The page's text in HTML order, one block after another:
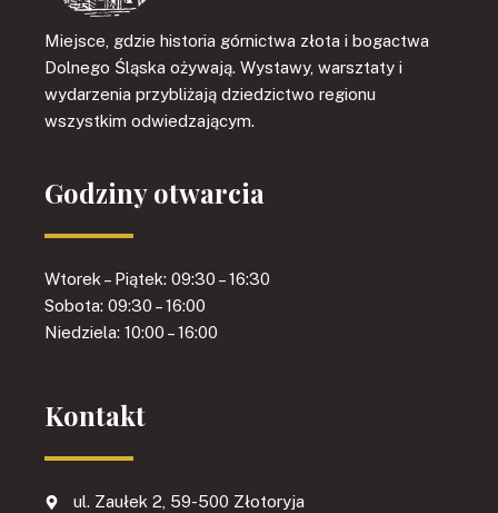
Miejsce, gdzie historia górnictwa złota i bogactwa
Dolnego Śląska ożywają. Wystawy, warsztaty i
wydarzenia przybliżają dziedzictwo regionu
wszystkim odwiedzającym.
Godziny otwarcia
Wtorek – Piątek: 09:30 – 16:30
Sobota: 09:30 – 16:00
Niedziela: 10:00 – 16:00
Kontakt
ul. Zaułek 2, 59-500 Złotoryja